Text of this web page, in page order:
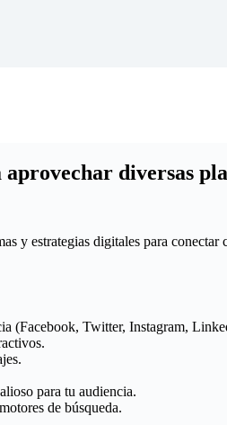
diversas
y estrategias digitales para conectar
(Facebook, Twitter, Instagram,
para tu audiencia.
de búsqueda.